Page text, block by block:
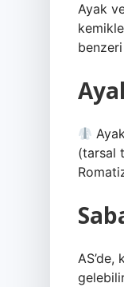
Ayak
(tarsal
AS’de,